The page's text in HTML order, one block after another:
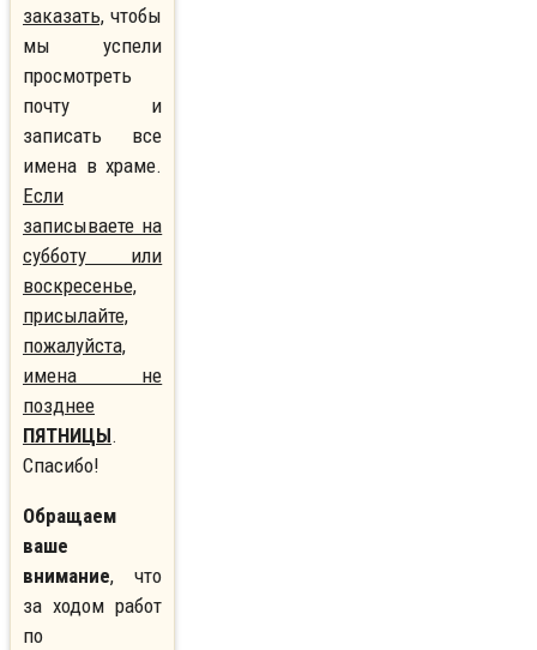
заказать, чтобы
мы успели
просмотреть
почту и
записать все
имена в храме.
Если
записываете на
субботу или
воскресенье,
присылайте,
пожалуйста,
имена не
позднее
ПЯТНИЦЫ.
Спасибо!
Обращаем
ваше
внимание, что
за ходом работ
по